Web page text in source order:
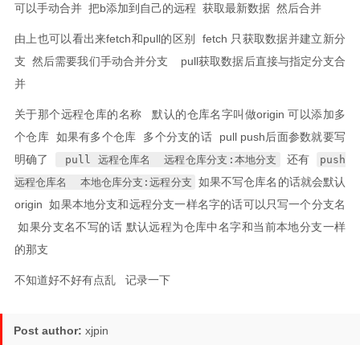
可以手动合并 把b添加到自己的远程 获取最新数据 然后合并
由上也可以看出来fetch和pull的区别 fetch 只获取数据并建立新分
支 然后需要我们手动合并分支 pull获取数据后直接与指定分支合
并
关于那个远程仓库的名称 默认的仓库名字叫做origin 可以添加多
个仓库 如果有多个仓库 多个分支的话 pull push后面参数就要写
明确了
pull 远程仓库名 远程仓库分支:本地分支 还有
push
远程仓库名 本地仓库分支:远程分支 如果不写仓库名的话就会默认
origin 如果本地分支和远程分支一样名字的话可以只写一个分支名
如果分支名不写的话 默认远程为仓库中名字和当前本地分支一样
的那支
不知道好不好有点乱 记录一下
Post author: xjpin